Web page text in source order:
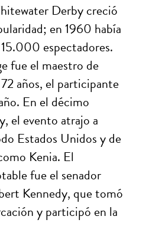
Derby creció
en 1960 había
espectadores.
fue el maestro de
años, el participante
En el décimo
el evento atrajo a
Estados Unidos y de
Kenia. El
fue el senador
Kennedy, que tomó
y participó en la